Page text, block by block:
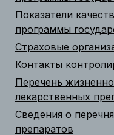
Показатели
программы
Страховые
Контакты
Перечень
лекарственных
Сведения о
препаратов